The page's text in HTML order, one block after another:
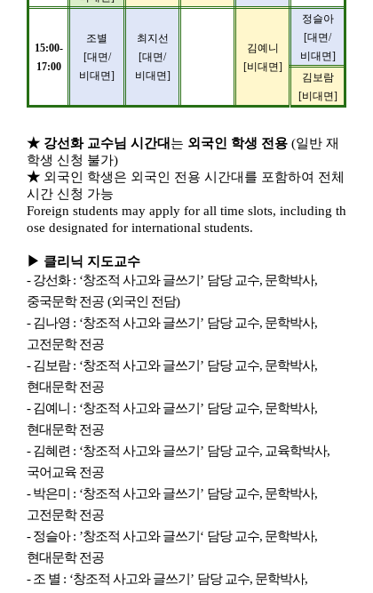
15:00-
17:00
조별
[대면/
비대면]
최지선
[대면/
비대면]
김예니
[비대면]
정슬아
[대면/
비대면]
김보람
[비대면]
★ 강선화 교수님 시간대 는 외국인 학생 전용 (일반 재
학생 신청 불가)
★ 외국인 학생은 외국인 전용 시간대를 포함하여 전체
시간 신청 가능
Foreign students may apply for all time slots, including th
ose designated for international students.
▶ 클리닉 지도교수
-강선화: ‘창조적 사고와 글쓰기 ’ 담당 교수, 문학박사,
중국문학 전공 (외국인 전담)
-김나영 : ‘창조적 사고와 글쓰기 ’ 담당 교수, 문학박사,
고전문학 전공
-김보람: ‘창조적 사고와 글쓰기 ’ 담당 교수, 문학박사,
현대문학 전공
-김예니 : ‘창조적 사고와 글쓰기 ’ 담당 교수, 문학박사,
현대문학 전공
-김혜련 : ‘창조적 사고와 글쓰기 ’ 담당 교수, 교육학박사,
국어교육 전공
-박은미 : ‘창조적 사고와 글쓰기 ’ 담당 교수, 문학박사,
고전문학 전공
-정슬아: ’창조적 사고와 글쓰기 ‘ 담당 교수, 문학박사,
현대문학 전공
-조 별 : ‘창조적 사고와 글쓰기 ’ 담당 교수, 문학박사,